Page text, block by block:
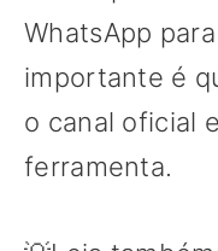
WhatsApp
importante é
o canal oficial
ferramenta.